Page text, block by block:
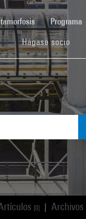
(current)Programa
Hágase socio
[0] Archivos